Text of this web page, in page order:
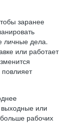
заранее
личные дела.
или работает
повлияет
или
рабочих